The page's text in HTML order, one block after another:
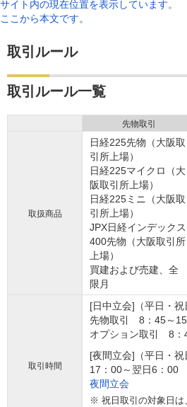
サイト内の現在位置を表示しています。
ここから本文です。
取引ルール
取引ルール一覧
先物取引
取扱商品
日経225先物（大阪取
引所上場）
日経225マイクロ（大
阪取引所上場）
日経225ミニ（大阪取
引所上場）
JPX日経インデックス
400先物（大阪取引所
上場）
買建および売建、全
限月
取引時間
[日中立会]（平日・祝
先物取引 8：45～
オプション取引 8：
[夜間立会]（平日・祝
17：00～翌日6：00
夜間立会
※ 祝日取引の対象日は